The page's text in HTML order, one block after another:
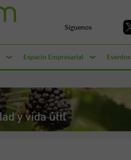
Síguenos
Espacio Empresarial Eventos